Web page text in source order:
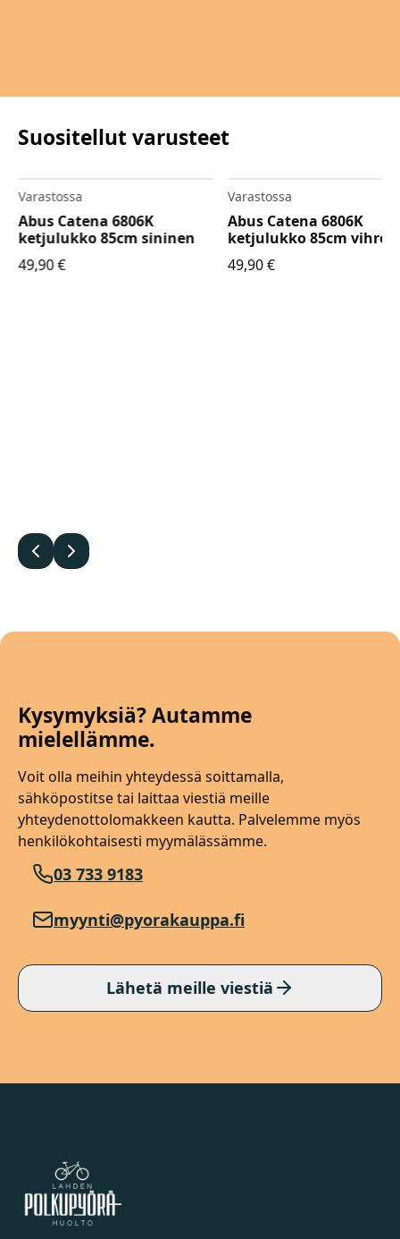
Suositellut varusteet
Varastossa
Abus Catena 6806K
ketjulukko 85cm sininen
49,90€
Varastossa
Abus Catena 6806K
ketjulukko 85cm vihreä
49,90€
EdellinenSeuraava
Kysymyksiä? Autamme
mielellämme.
Voit olla meihin yhteydessä soittamalla,
sähköpostitse tai laittaa viestiä meille
yhteydenottolomakkeen kautta. Palvelemme myös
henkilökohtaisesti myymälässämme.
03 733 9183
myynti@pyorakauppa.fi
Lähetä meille viestiä
Lahden Polkupyörähuolto - etusivulle